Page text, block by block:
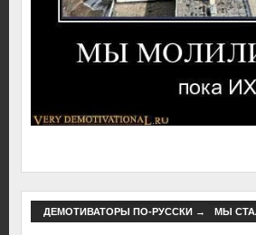
ДЕМОТИВАТОРЫ ПО-РУССКИ→ МЫ